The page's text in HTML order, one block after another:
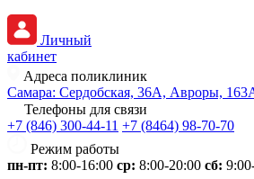
Личный
кабинет
Адреса поликлиник
Самара: Сердобская, 36А, Авроры,
Телефоны для связи
+7 (846) 300-44-11 +7 (8464) 98-70-70
Режим работы
пн-пт: 8:00-16:00 ср: 8:00-20:00 сб: